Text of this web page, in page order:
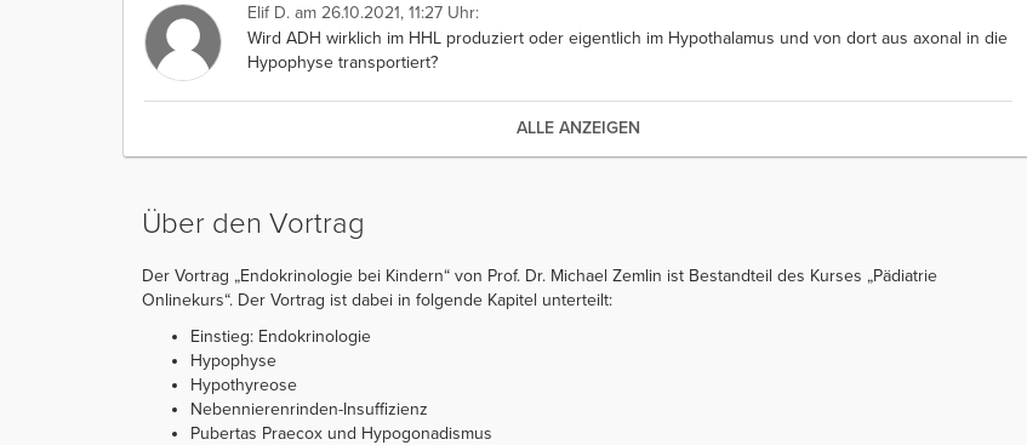
Elif D. am 26.10.2021, 11:27 Uhr:
Wird ADH wirklich im HHL produziert oder eigentlich im Hypothalamus und von dort aus axonal in die
Hypophyse transportiert?
ALLE ANZEIGEN
Über den Vortrag
Der Vortrag „Endokrinologie bei Kindern“ von Prof. Dr. Michael Zemlin ist Bestandteil des Kurses „Pädiatrie
Onlinekurs“. Der Vortrag ist dabei in folgende Kapitel unterteilt:
Einstieg: Endokrinologie
Hypophyse
Hypothyreose
Nebennierenrinden-Insuffizienz
Pubertas Praecox und Hypogonadismus